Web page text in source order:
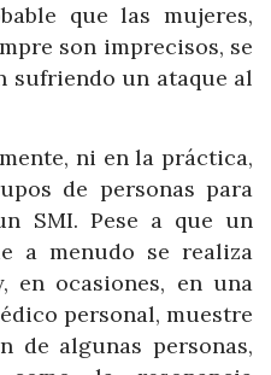
que las mujeres,
son imprecisos, se
sufriendo un ataque al
ni en la práctica,
de personas para
SMI. Pese a que un
a menudo se realiza
en ocasiones, en una
personal, muestre
de algunas personas,